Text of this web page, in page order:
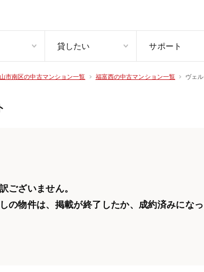
貸したい サポート
市南区の中古マンション一覧 福富西の中古マンション一覧 ヴェ
ございません。
の物件は、掲載が終了したか、 成約済みにな